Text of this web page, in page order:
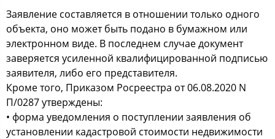
Заявление составляется в отношении только одного
объекта, оно может быть подано в бумажном или
электронном виде. В последнем случае документ
заверяется усиленной квалифицированной подписью
заявителя, либо его представителя.
Кроме того, Приказом Росреестра от 06.08.2020 N
П/0287 утверждены:
• форма уведомления о поступлении заявления об
установлении кадастровой стоимости недвижимости